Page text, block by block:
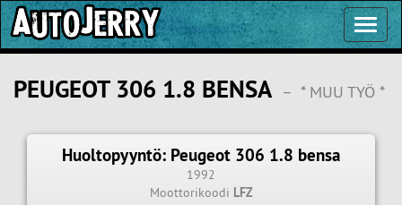
PEUGEOT 306 1.8 BENSA – * MUU TYÖ *
Huoltopyyntö: Peugeot 306 1.8 bensa
1992
Moottorikoodi LFZ